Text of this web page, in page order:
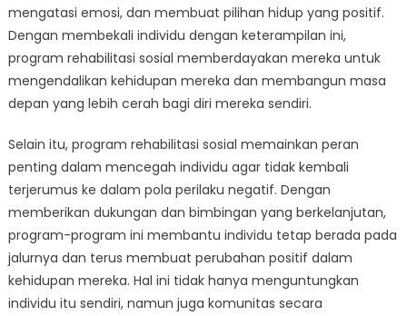
mengatasi emosi, dan membuat pilihan hidup yang positif.
Dengan membekali individu dengan keterampilan ini,
program rehabilitasi sosial memberdayakan mereka untuk
mengendalikan kehidupan mereka dan membangun masa
depan yang lebih cerah bagi diri mereka sendiri.
Selain itu, program rehabilitasi sosial memainkan peran
penting dalam mencegah individu agar tidak kembali
terjerumus ke dalam pola perilaku negatif. Dengan
memberikan dukungan dan bimbingan yang berkelanjutan,
program-program ini membantu individu tetap berada pada
jalurnya dan terus membuat perubahan positif dalam
kehidupan mereka. Hal ini tidak hanya menguntungkan
individu itu sendiri, namun juga komunitas secara